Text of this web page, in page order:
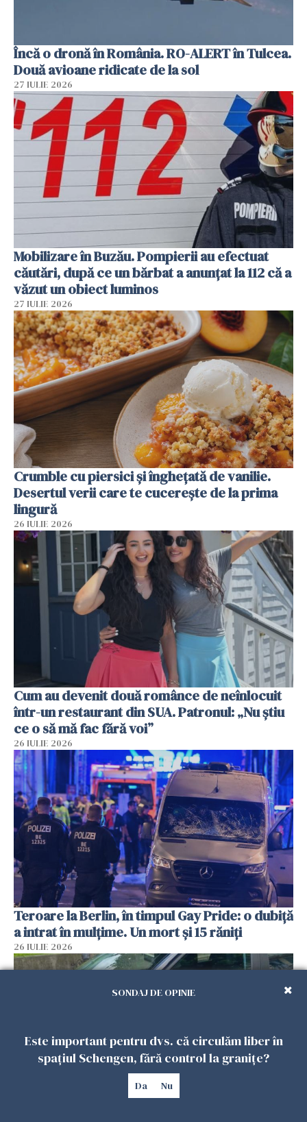
Încă o dronă în România. RO-ALERT în Tulcea.
Două avioane ridicate de la sol
27 IULIE 2026
Mobilizare în Buzău. Pompierii au efectuat
căutări, după ce un bărbat a anunțat la 112 că a
văzut un obiect luminos
27 IULIE 2026
Crumble cu piersici și înghețată de vanilie.
Desertul verii care te cucerește de la prima
lingură
26 IULIE 2026
Cum au devenit două românce de neînlocuit
într-un restaurant din SUA. Patronul: „Nu știu
ce o să mă fac fără voi”
26 IULIE 2026
Teroare la Berlin, în timpul Gay Pride: o dubiță
a intrat în mulțime. Un mort și 15 răniți
26 IULIE 2026
SONDAJ DE OPINIE
Este important pentru dvs. că circulăm liber în
spațiul Schengen, fără control la granițe?
Da Nu